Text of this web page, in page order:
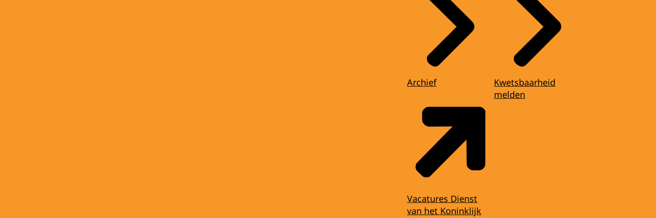
Archief
Vacatures Dienst
van het Koninklijk
Kwetsbaarheid
melden